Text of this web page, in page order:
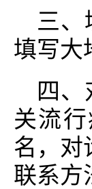
三、
填写大
四
关流
名，对
联系方